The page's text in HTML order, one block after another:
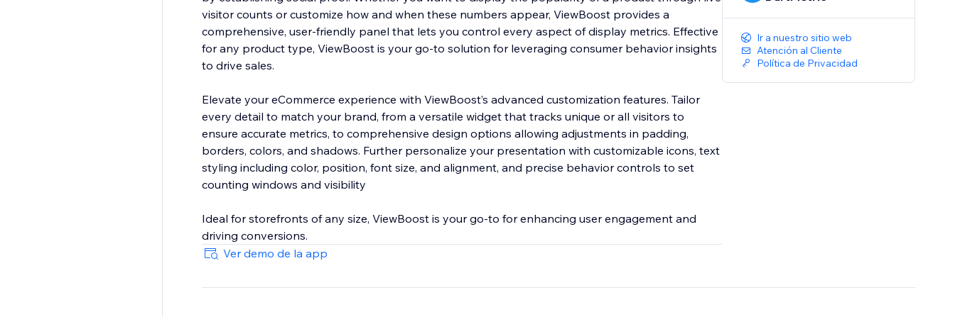
visitor counts or customize how and when these numbers appear, ViewBoost provides a
comprehensive, user-friendly panel that lets you control every aspect of display metrics. Effective
for any product type, ViewBoost is your go-to solution for leveraging consumer behavior insights
to drive sales.
Elevate your eCommerce experience with ViewBoost’s advanced customization features. Tailor
every detail to match your brand, from a versatile widget that tracks unique or all visitors to
ensure accurate metrics, to comprehensive design options allowing adjustments in padding,
borders, colors, and shadows. Further personalize your presentation with customizable icons, text
styling including color, position, font size, and alignment, and precise behavior controls to set
counting windows and visibility
Ideal for storefronts of any size, ViewBoost is your go-to for enhancing user engagement and
driving conversions.
Ver demo de la app
Ir a nuestro sitio web
Atención al Cliente
Política de Privacidad